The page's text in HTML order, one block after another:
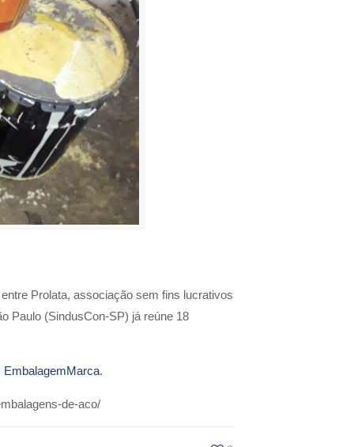
Prolata, associação sem fins lucrativos
Paulo (SindusCon-SP) já reúne 18
EmbalagemMarca.
de-aco/